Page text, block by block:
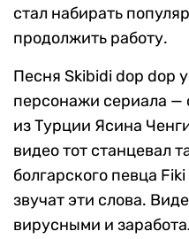
стал набирать
продолжить работу.
Песня Skibidi dop dop
персонажи сериала —
из Турции Ясина
видео тот станцевал
болгарского певца
звучат эти слова.
вирусными и